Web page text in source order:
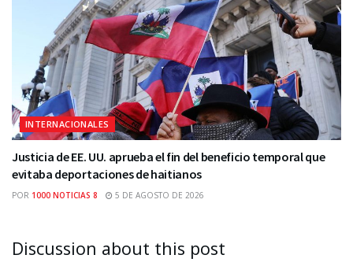
INTERNACIONALES
Justicia de EE. UU. aprueba el fin del beneficio temporal que
evitaba deportaciones de haitianos
POR 1000 NOTICIAS 8 5 DE AGOSTO DE 2026
Discussion about this post